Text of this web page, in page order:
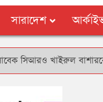
সারাদেশ
খাইরুল বাশারকে